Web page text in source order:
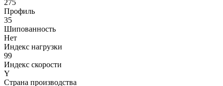
275
Профиль
35
Шипованность
Нет
Индекс нагрузки
99
Индекс скорости
Y
Страна производства